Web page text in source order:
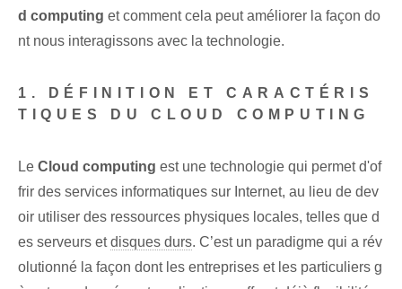
d computing et comment cela peut améliorer la façon do
nt nous interagissons avec la technologie.
1. DÉFINITION ET CARACTÉRIS
TIQUES DU CLOUD COMPUTING
Le Cloud computing est une technologie qui permet d'of
frir des services informatiques sur Internet, au lieu de dev
oir utiliser des ressources physiques locales, telles que d
es serveurs etdisques durs. C’est un paradigme qui a rév
olutionné la façon dont les entreprises et les particuliers g